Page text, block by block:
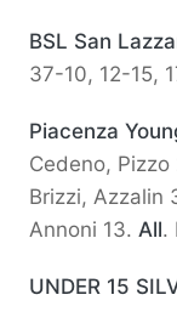
BSL San
37-10, 12-15,
Piacenza
Cedeno,
Brizzi, Azzalin
Annoni 13. All.
UNDER 15